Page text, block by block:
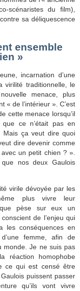
scénaristes du film),
sa déliquescence
ensemble
»
incarnation d’une
virilité traditionnelle, le
menace, plus
« de l’intérieur ». C’est
cette menace lorsqu’il
ce n’était pas en
Mais ça veut dire quoi
dire devenir comme
un petit chien ? ».
nos deux Gaulois
virile dévoyée par les
plus vivre leur
pèse sur eux un
de l’enjeu qui
les conséquences en
femme, afin de
monde. Je ne suis pas
homophobe
ce qui est censé être
puissent passer
qu’ils vont vivre